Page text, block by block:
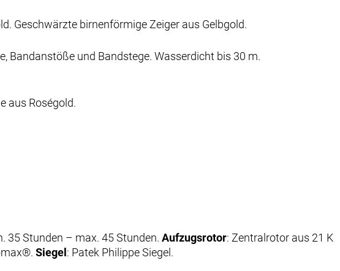
Geschwärzte birnenförmige Zeiger aus Gelbgold.
Bandanstöße und Bandstege. Wasserdicht bis 30 m.
aus Roségold.
35 Stunden – max. 45 Stunden. Aufzugsrotor: Zentralrotor aus 21 K
Siegel : Patek PhilippeSiegel.